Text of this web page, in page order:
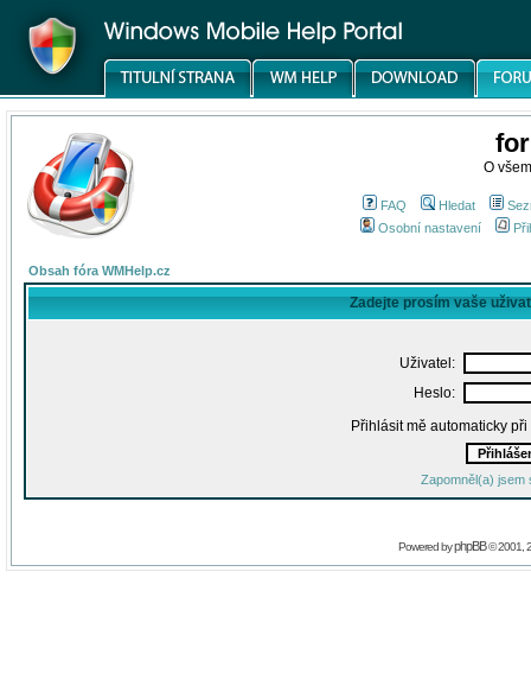
O
FAQ Hledat
Osobní nastavení
Obsah fóra WMHelp.cz
Zadejte prosím vaše
Uživatel:
Heslo:
Přihlásit mě automaticky
Zapomněl(a) jsem
Powered byphpBB© 2001,